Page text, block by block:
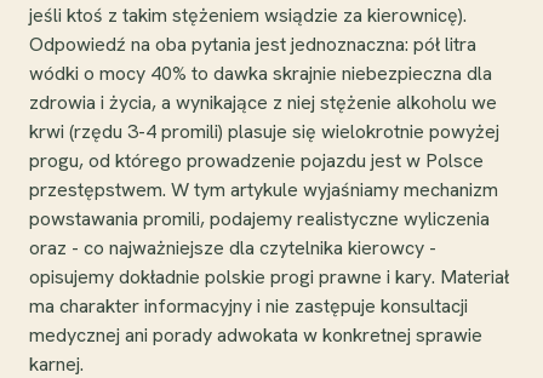
jeśli ktoś z takim stężeniem wsiądzie za kierownicę).
Odpowiedź na oba pytania jest jednoznaczna: pół litra
wódki o mocy 40% to dawka skrajnie niebezpieczna dla
zdrowia i życia, a wynikające z niej stężenie alkoholu we
krwi (rzędu 3-4 promili) plasuje się wielokrotnie powyżej
progu, od którego prowadzenie pojazdu jest w Polsce
przestępstwem. W tym artykule wyjaśniamy mechanizm
powstawania promili, podajemy realistyczne wyliczenia
oraz - co najważniejsze dla czytelnika kierowcy -
opisujemy dokładnie polskie progi prawne i kary. Materiał
ma charakter informacyjny i nie zastępuje konsultacji
medycznej ani porady adwokata w konkretnej sprawie
karnej.